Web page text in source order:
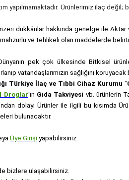
yapılmamaktadır. Ürünlerimiz ilaç
dükkânlar hakkında genelge ile
ve tehlikeli olan maddelerde
pek çok ülkesinde Bitkisel
vatandaşlarımızın sağlığını
Türkiye İlaç ve Tıbbi Cihaz Kurumu "
Droglar'ın Gıda Takviyesi vb. ürünlerin
dolayı Ürünler ile ilgili bu kısımda
bulunacaktır.
Üye Girişi yapabilirsiniz.
bizlere ulaşabilirsiniz.